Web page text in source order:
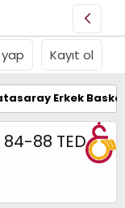
Kayıt ol
Erkek
88 TED